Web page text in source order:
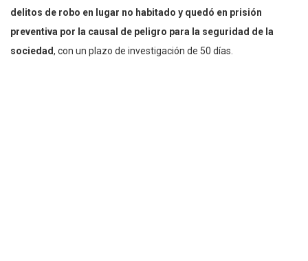
delitos de robo en lugar no habitado y quedó en prisión
preventiva por la causal de peligro para la seguridad de la
sociedad, con un plazo de investigación de 50 días.